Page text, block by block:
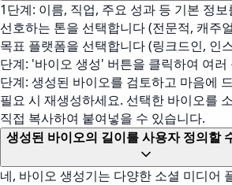
1단계: 이름, 직업, 주요 성과 등 기본 정
선호하는 톤을 선택합니다 (전문적, 캐주
목표 플랫폼을 선택합니다 (링크드인, 인
단계: '바이오 생성' 버튼을 클릭하여 여
단계: 생성된 바이오를 검토하고 마음에
필요 시 재생성하세요. 선택한 바이오를
직접 복사하여 붙여넣을 수 있습니다.
생성된 바이오의 길이를 사용자 정의할
네, 바이오 생성기는 다양한 소셜 미디어